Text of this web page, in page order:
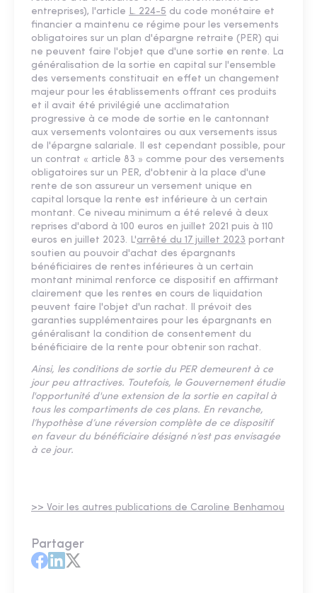
entreprises), l'article L. 224-5 du code monétaire et
financier a maintenu ce régime pour les versements
obligatoires sur un plan d'épargne retraite (PER) qui
ne peuvent faire l'objet que d'une sortie en rente. La
généralisation de la sortie en capital sur l'ensemble
des versements constituait en effet un changement
majeur pour les établissements offrant ces produits
et il avait été privilégié une acclimatation
progressive à ce mode de sortie en le cantonnant
aux versements volontaires ou aux versements issus
de l'épargne salariale. Il est cependant possible, pour
un contrat « article 83 » comme pour des versements
obligatoires sur un PER, d'obtenir à la place d'une
rente de son assureur un versement unique en
capital lorsque la rente est inférieure à un certain
montant. Ce niveau minimum a été relevé à deux
reprises d'abord à 100 euros en juillet 2021 puis à 110
euros en juillet 2023. L'arrêté du 17 juillet 2023 portant
soutien au pouvoir d'achat des épargnants
bénéficiaires de rentes inférieures à un certain
montant minimal renforce ce dispositif en affirmant
clairement que les rentes en cours de liquidation
peuvent faire l'objet d'un rachat. Il prévoit des
garanties supplémentaires pour les épargnants en
généralisant la condition de consentement du
bénéficiaire de la rente pour obtenir son rachat.
Ainsi, les conditions de sortie du PER demeurent à ce
jour peu attractives. Toutefois, le Gouvernement étudie
l'opportunité d'une extension de la sortie en capital à
tous les compartiments de ces plans. En revanche,
l’hypothèse d’une réversion complète de ce dispositif
en faveur du bénéficiaire désigné n’est pas envisagée
à ce jour.
>> Voir les autres publications de Caroline Benhamou
Partager